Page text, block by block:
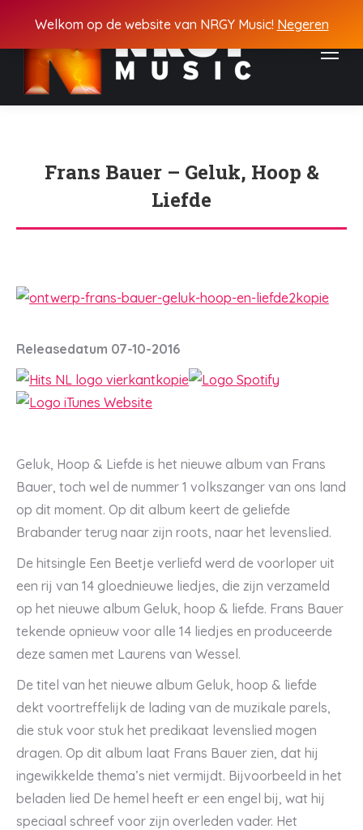
Welkom op de website van NRGY Music! Negeren
Frans Bauer – Geluk, Hoop &
Liefde
Je bent hier:
Releasedatum 07-10-2016
Geluk, Hoop & Liefde is het nieuwe album van Frans
Bauer, toch wel de nummer 1 volkszanger van ons land
op dit moment. Op dit album keert de geliefde
Brabander terug naar zijn roots, naar het levenslied.
De hitsingle Een Beetje verliefd werd de voorloper uit
een rij van 14 gloednieuwe liedjes, die zijn verzameld
op het nieuwe album Geluk, hoop & liefde. Frans Bauer
tekende opnieuw voor alle 14 liedjes en produceerde
deze samen met Laurens van Wessel.
De titel van het nieuwe album Geluk, hoop & liefde
dekt voortreffelijk de lading van de muzikale parels,
die stuk voor stuk het predikaat levenslied mogen
dragen. Op dit album laat Frans Bauer zien, dat hij
ingewikkelde thema’s niet vermijdt. Bijvoorbeeld in het
beladen lied De hemel heeft er een engel bij, wat hij
speciaal schreef voor zijn overleden vader. Het